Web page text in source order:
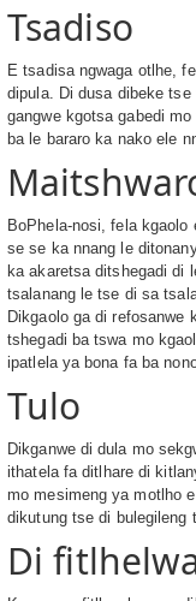
Tsadiso
E tsadisa ngwaga otlhe,
dipula. Di dusa dibeke
gangwe kgotsa gabedi
ba le bararo ka nako ele
BoPhela-nosi, fela
se se ka nnang le
ka akaretsa ditshegadi di
tsalanang le tse di sa
Dikgaolo ga di refosanwe
tshegadi ba tswa mo
ipatlela ya bona fa ba
Tulo
Dikganwe di dula mo
ithatela fa ditlhare di
mo mesimeng ya motlho
dikutung tse di bulegileng
Di